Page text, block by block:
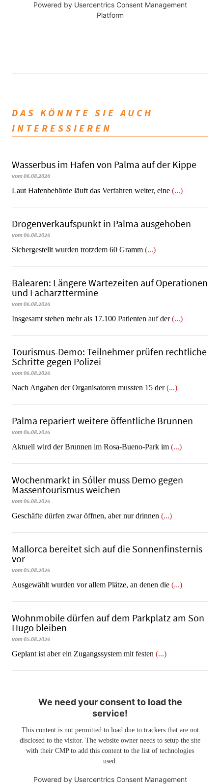
Powered by Usercentrics Consent Management
Platform
DAS KÖNNTE SIE AUCH
INTERESSIEREN
Wasserbus im Hafen von Palma auf der Kippe
vom 06.08.2026
Laut Hafenbehörde läuft das Verfahren weiter, eine (...)
Dro­gen­ver­kaufs­punkt in Palma ausgehoben
vom 06.08.2026
​​​​​​​Sichergestellt wurden trotzdem 60 Gramm (...)
Balearen: Längere Wartezeiten auf Operationen
und Facharzttermine
vom 06.08.2026
Insgesamt stehen mehr als 17.100 Patienten auf der(...)
Tourismus-Demo: Teilnehmer prüfen rechtliche
Schritte gegen Polizei
vom 06.08.2026
Nach Angaben der Organisatoren mussten 15 der(...)
Palma repariert weitere öffentliche Brunnen
vom 06.08.2026
Aktuell wird der Brunnen im Rosa-Bueno-Park im (...)
Wochenmarkt in Sóller muss Demo gegen
Massentourismus weichen
vom 06.08.2026
Geschäfte dürfen zwar öffnen, aber nur drinnen (...)
Mallorca bereitet sich auf die Sonnenfinsternis
vor
vom 05.08.2026
Ausgewählt wurden vor allem Plätze, an denen die (...)
Wohnmobile dürfen auf dem Parkplatz am Son
Hugo bleiben
vom 05.08.2026
Geplant ist aber ein Zugangssystem mit festen (...)
We need your consent to load the
service!
This content is not permitted to load due to trackers that are not
disclosed to the visitor. The website owner needs to setup the site
with their CMP to add this content to the list of technologies
used.
Powered by Usercentrics Consent Management